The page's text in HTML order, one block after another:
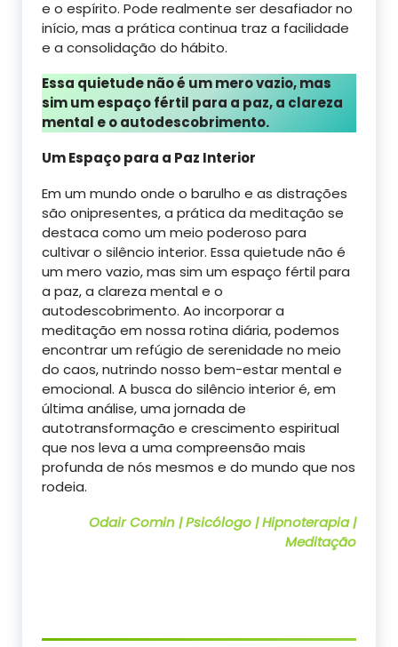
e o espírito. Pode realmente ser desafiador no
início, mas a prática continua traz a facilidade
e a consolidação do hábito.
Essa quietude não é um mero vazio, mas
sim um espaço fértil para a paz, a clareza
mental e o autodescobrimento.
Um Espaço para a Paz Interior
Em um mundo onde o barulho e as distrações
são onipresentes, a prática da meditação se
destaca como um meio poderoso para
cultivar o silêncio interior. Essa quietude não é
um mero vazio, mas sim um espaço fértil para
a paz, a clareza mental e o
autodescobrimento. Ao incorporar a
meditação em nossa rotina diária, podemos
encontrar um refúgio de serenidade no meio
do caos, nutrindo nosso bem-estar mental e
emocional. A busca do silêncio interior é, em
última análise, uma jornada de
autotransformação e crescimento espiritual
que nos leva a uma compreensão mais
profunda de nós mesmos e do mundo que nos
rodeia.
Odair Comin | Psicólogo | Hipnoterapia |
Meditação